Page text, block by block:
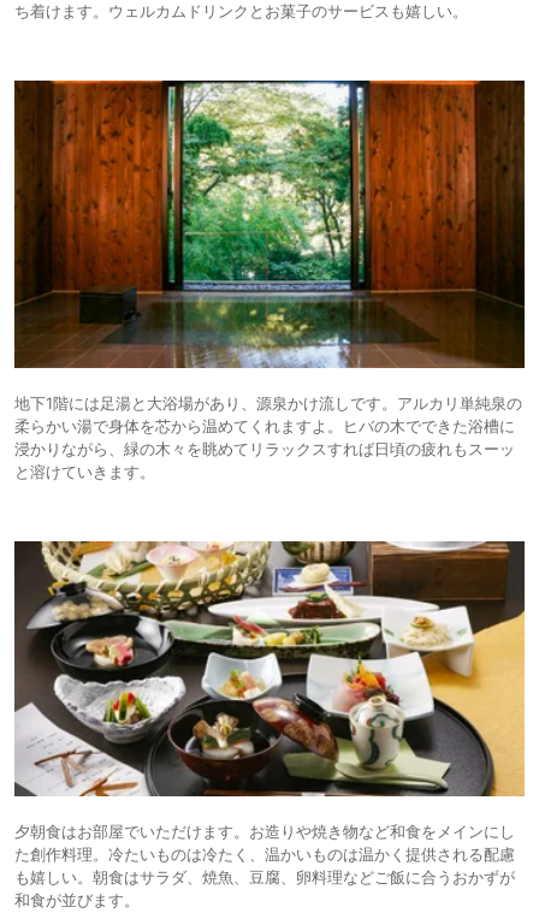
ち着けます。ウェルカムドリンクとお菓子のサービスも嬉しい。
地下1階には足湯と大浴場があり、源泉かけ流しです。アルカリ単純泉の
柔らかい湯で身体を芯から温めてくれますよ。ヒバの木でできた浴槽に
浸かりながら、緑の木々を眺めてリラックスすれば日頃の疲れもスーッ
と溶けていきます。
夕朝食はお部屋でいただけます。お造りや焼き物など和食をメインにし
た創作料理。冷たいものは冷たく、温かいものは温かく提供される配慮
も嬉しい。朝食はサラダ、焼魚、豆腐、卵料理などご飯に合うおかずが
和食が並びます。